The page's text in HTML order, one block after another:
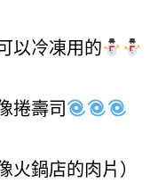
以冷凍用的
捲壽司
鍋店的肉片）